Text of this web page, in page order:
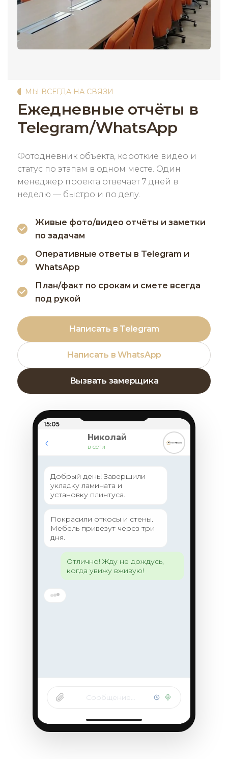
МЫ ВСЕГДА НА СВЯЗИ
Ежедневные отчёты в
Telegram/WhatsApp
Фотодневник объекта, короткие видео и
статус по этапам в одном месте. Один
менеджер проекта отвечает 7 дней в
неделю — быстро и по делу.
Живые фото/видео отчёты и заметки
по задачам
Оперативные ответы в Telegram и
WhatsApp
План/факт по срокам и смете всегда
под рукой
Написать в Telegram
Написать в WhatsApp
Вызвать замерщика
15:05
‹ Николай
в сети
Добрый день! Завершили
укладку ламината и
установку плинтуса.
Покрасили откосы и стены.
Мебель привезут через три
дня.
Отлично! Жду не дождусь,
когда увижу вживую!
Сообщение…